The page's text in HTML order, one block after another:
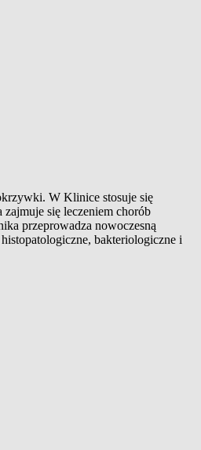
W Klinice stosuje się
się leczeniem chorób
przeprowadza nowoczesną
bakteriologiczne i